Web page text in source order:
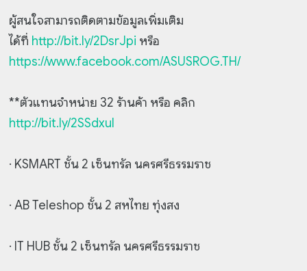
ผู้สนใจสามารถติดตามข้อมูลเพิ่มเติม
ได้ที่ http://bit.ly/2DsrJpi หรือ
https://www.facebook.com/ASUSROG.TH/
**ตัวแทนจำหน่าย 32 ร้านค้า หรือ คลิก
http://bit.ly/2SSdxul
· KSMART ชั้น 2 เซ็นทรัล นครศรีธรรมราช
· AB Teleshop ชั้น 2 สหไทย ทุ่งสง
· IT HUB ชั้น 2 เซ็นทรัล นครศรีธรรมราช